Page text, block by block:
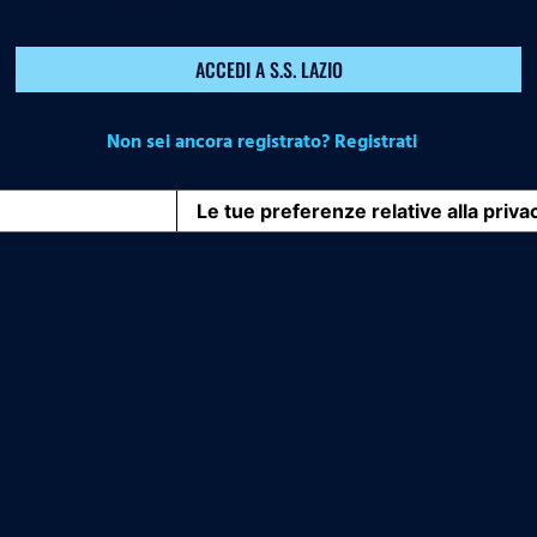
ACCEDI A S.S. LAZIO
Non sei ancora registrato? Registrati
Le tue preferenze relative alla